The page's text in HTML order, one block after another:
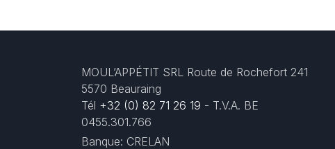
MOUL’APPÉTIT SRL Route de Rochefort 241
5570 Beauraing
Tél +32 (0) 82 71 26 19 - T.V.A. BE
0455.301.766
Banque: CRELAN